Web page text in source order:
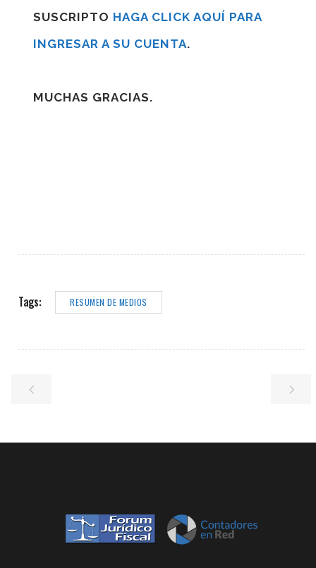
SUSCRIPTO HAGA CLICK AQUÍ PARA
INGRESAR A SU CUENTA.
MUCHAS GRACIAS.
Tags: RESUMEN DE MEDIOS